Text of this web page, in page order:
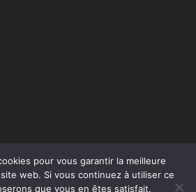
pour vous garantir la meilleure
web. Si vous continuez à utiliser ce
que vous en êtes satisfait.